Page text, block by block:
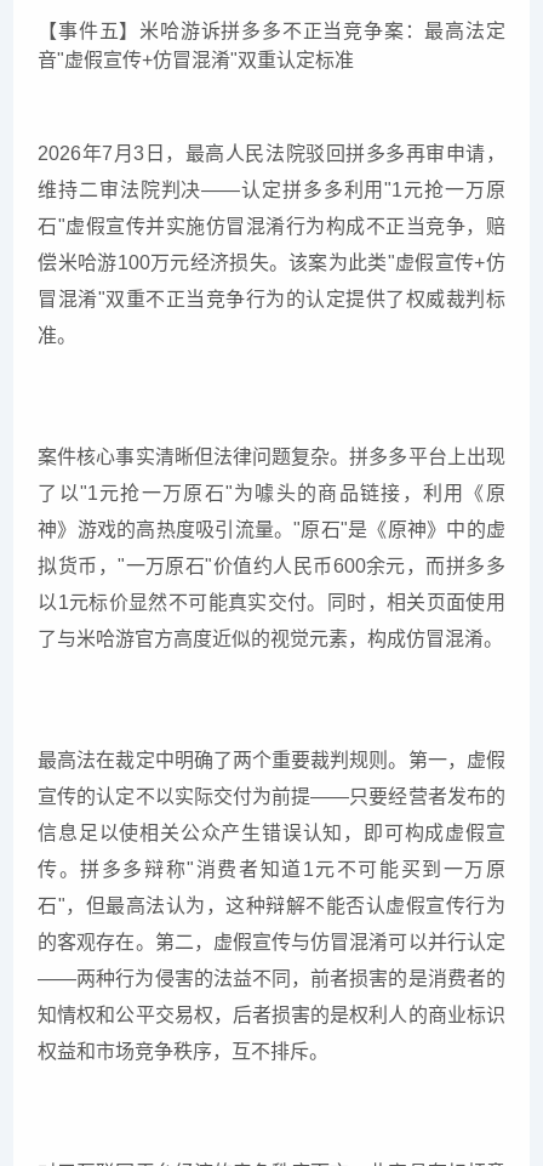
【事件五】米哈游诉拼多多不正当竞争案：最高法定
音"虚假宣传+仿冒混淆"双重认定标准
2026年7月3日，最高人民法院驳回拼多多再审申请，
维持二审法院判决——认定拼多多利用"1元抢一万原
石"虚假宣传并实施仿冒混淆行为构成不正当竞争，赔
偿米哈游100万元经济损失。该案为此类"虚假宣传+仿
冒混淆"双重不正当竞争行为的认定提供了权威裁判标
准。
案件核心事实清晰但法律问题复杂。拼多多平台上出现
了以"1元抢一万原石"为噱头的商品链接，利用《原
神》游戏的高热度吸引流量。"原石"是《原神》中的虚
拟货币，"一万原石"价值约人民币600余元，而拼多多
以1元标价显然不可能真实交付。同时，相关页面使用
了与米哈游官方高度近似的视觉元素，构成仿冒混淆。
最高法在裁定中明确了两个重要裁判规则。第一，虚假
宣传的认定不以实际交付为前提——只要经营者发布的
信息足以使相关公众产生错误认知，即可构成虚假宣
传。拼多多辩称"消费者知道1元不可能买到一万原
石"，但最高法认为，这种辩解不能否认虚假宣传行为
的客观存在。第二，虚假宣传与仿冒混淆可以并行认定
——两种行为侵害的法益不同，前者损害的是消费者的
知情权和公平交易权，后者损害的是权利人的商业标识
权益和市场竞争秩序，互不排斥。